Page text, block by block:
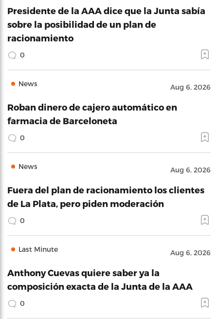
Presidente de la AAA dice que la Junta sabía
sobre la posibilidad de un plan de
racionamiento
0
News Aug 6, 2026
Roban dinero de cajero automático en
farmacia de Barceloneta
0
News Aug 6, 2026
Fuera del plan de racionamiento los clientes
de La Plata, pero piden moderación
0
Last Minute Aug 6, 2026
Anthony Cuevas quiere saber ya la
composición exacta de la Junta de la AAA
0